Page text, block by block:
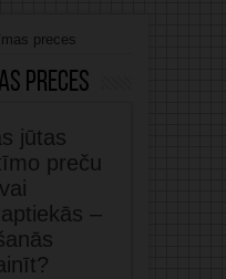
preces
preces
jūtas
preču
–